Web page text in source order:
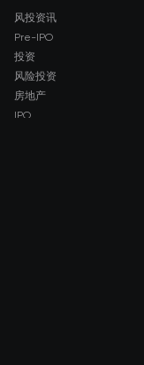
风投资讯
Pre-IPO
投资
风险投资
房地产
IPO